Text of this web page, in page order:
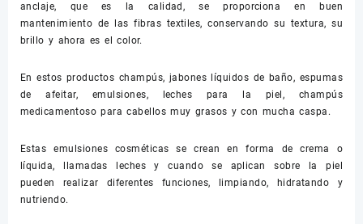
anclaje, que es la calidad, se proporciona en buen
mantenimiento de las fibras textiles, conservando su textura, su
brillo y ahora es el color.
En estos productos champús, jabones líquidos de baño, espumas
de afeitar, emulsiones, leches para la piel, champús
medicamentoso para cabellos muy grasos y con mucha caspa.
Estas emulsiones cosméticas se crean en forma de crema o
líquida, llamadas leches y cuando se aplican sobre la piel
pueden realizar diferentes funciones, limpiando, hidratando y
nutriendo.